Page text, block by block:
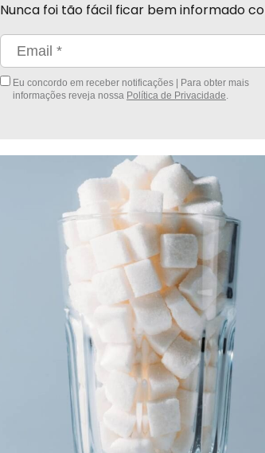
Nunca foi tão fácil ficar bem informado
Eu concordo em receber notificações | Para obter mais
informações reveja nossa Política de Privacidade.